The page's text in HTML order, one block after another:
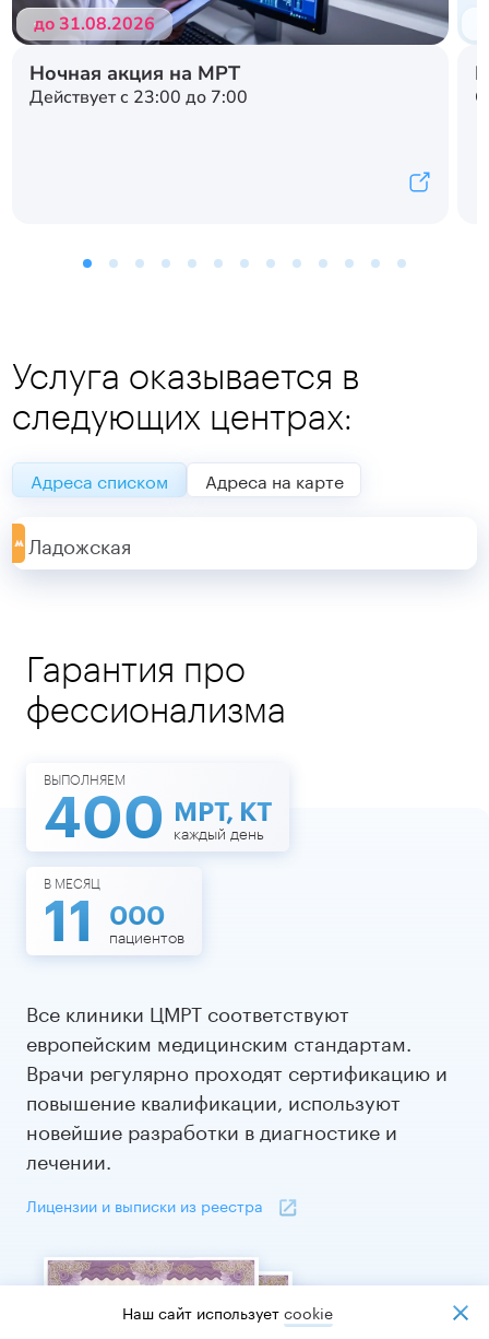
до 31.08.2026
Ночная акция на МРТ
Действует с 23:00 до 7:00
Услуга оказывается в
следующих центрах:
Адреса списком Адреса на карте
Ладожская
Гарантия про
фессионализма
ВЫПОЛНЯЕМ
400 МРТ, КТ
каждый день
В МЕСЯЦ
11 000
пациентов
Все клиники ЦМРТ соответствуют
европейским медицинским стандартам.
Врачи регулярно проходят сертификацию и
повышение квалификации, используют
новейшие разработки в диагностике и
лечении.
Лицензии и выписки из реестра
Наш сайт используетcookiе